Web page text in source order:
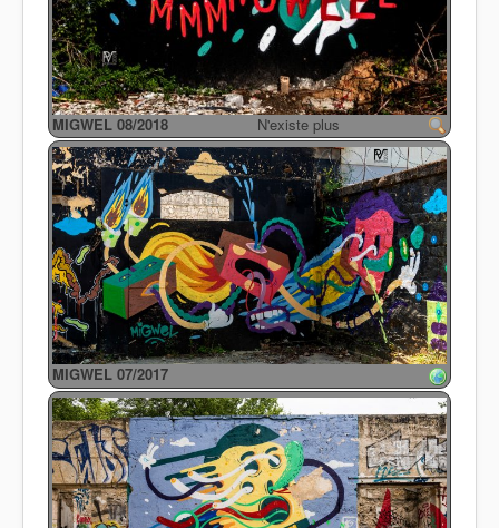
MIGWEL 08/2018 N'existe plus
MIGWEL 07/2017